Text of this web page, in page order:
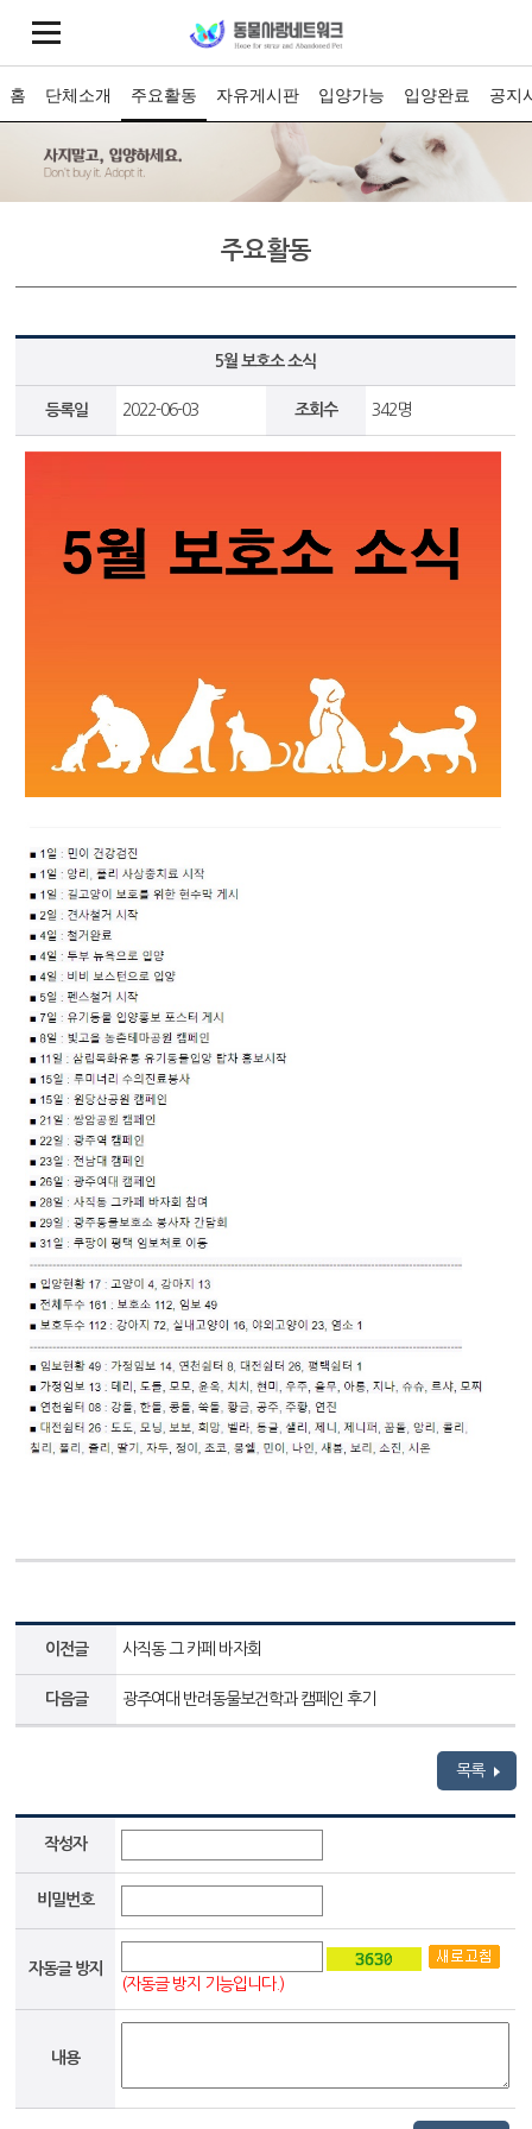
홈 단체소개 주요활동 자유게시판 입양가능 입양완료 공지
주요활동
5월 보호소 소식
등록일 2022-06-03 조회수 342명
이전글 사직동 그 카페 바자회
다음글 광주여대 반려동물보건학과 캠페인 후기
목록
작성자
비밀번호
자동글 방지
(자동글 방지 기능입니다.)
내용